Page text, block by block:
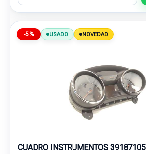
-5% USADO NOVEDAD
CUADRO INSTRUMENTOS 39187105